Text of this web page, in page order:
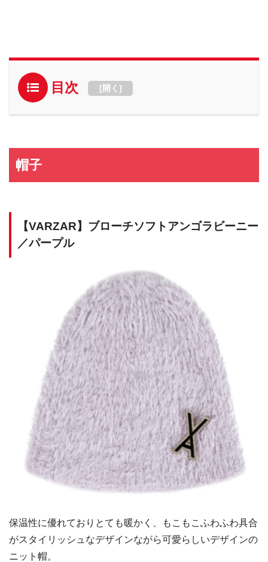
目次 [開く ]
帽子
【VARZAR】ブローチソフトアンゴラビーニー
／パープル
保温性に優れておりとても暖かく、もこもこふわふわ具合
がスタイリッシュなデザインながら可愛らしいデザインの
ニット帽。